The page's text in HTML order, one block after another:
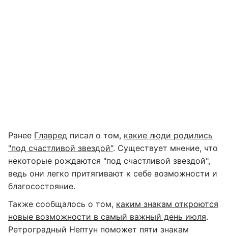
Ранее Главред писал о том, какие люди родились
"под счастливой звездой". Существует мнение, что
некоторые рождаются "под счастливой звездой",
ведь они легко притягивают к себе возможности и
благосостояние.
Также сообщалось о том, каким знакам откроются
новые возможности в самый важный день июля.
Ретроградный Нептун поможет пяти знакам